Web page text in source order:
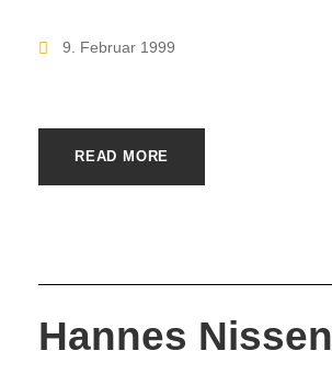
9. Februar 1999
READ MORE
Hannes Nissen